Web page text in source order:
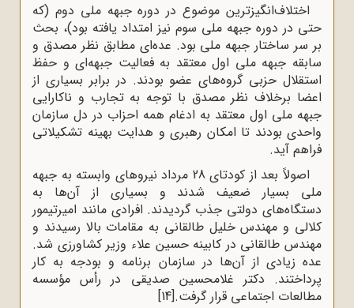
اختلاف‌انگیزترین موضوع در دوره جبهه ملی دوم (که
حتی در دوره جبهه ملی سوم نیز امتداد یافته بود)، بحث
بر سر ساختار جبهه ملى بود. عده‌اى مطابق نظر مصدق و
سابقه جبهه ملى اول معتقد به فعالیت جبهه‌اى و حفظ
استقلال حزبى گروه‌هاى عضو بودند. در برابر بسیارى از
اعضا برخلاف نظر مصدق با توجه به تجارب و ناکارایى
جبهه ملى اول معتقد به ادغام همه احزاب در دل سازمان
واحدى بودند تا امکان رهبرى و هدایت بهینه تشکیلاتى
فراهم آید.
اصولاً بعد از کودتای 28 مرداد نیروهای وابسته به جبهه
ملی بسیار ضعیف شدند و بسیاری از آن‌ها به
دستگاه‌های دولتی جذب گردیدند. افرادی مانند امیرتیمور
کلالی و مهندس خلیل طالقانی به مقامات بالا رسیدند و
مهندس طالقانی در کابینه حسین علاء وزیر کشاورزی شد.
عده زیادی از آن‌ها در سازمان برنامه و بودجه به کار
پرداختند. دکتر غلامحسین صدیقی در رأس مؤسسه
مطالعات اجتماعی قرار گرفت.[14]